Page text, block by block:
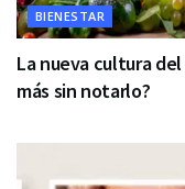
BIENESTAR
La nueva cultura
más sin notarlo?